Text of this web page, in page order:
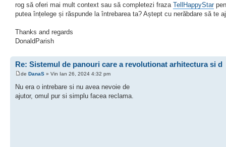
rog să oferi mai mult context sau să completezi fraza TellHappyStar
putea înțelege și răspunde la întrebarea ta? Aștept cu nerăbdare să te
Thanks and regards
DonaldParish
Re: Sistemul de panouri care a revolutionat arhitectura si d
de DanaS » Vin Ian 26, 2024 4:32 pm
Nu era o intrebare si nu avea nevoie de
ajutor, omul pur si simplu facea reclama.